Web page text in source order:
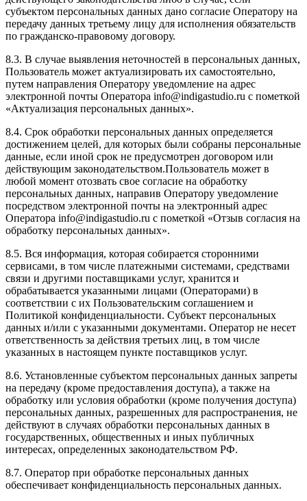
субъектом персональных данных дано согласие Оператору на
передачу данных третьему лицу для исполнения обязательств
по гражданско-правовому договору.
8.3. В случае выявления неточностей в персональных данных,
Пользователь может актуализировать их самостоятельно,
путем направления Оператору уведомление на адрес
электронной почты Оператора info@indigastudio.ru с пометкой
«Актуализация персональных данных».
8.4. Срок обработки персональных данных определяется
достижением целей, для которых были собраны персональные
данные, если иной срок не предусмотрен договором или
действующим законодательством.Пользователь может в
любой момент отозвать свое согласие на обработку
персональных данных, направив Оператору уведомление
посредством электронной почты на электронный адрес
Оператора info@indigastudio.ru с пометкой «Отзыв согласия на
обработку персональных данных».
8.5. Вся информация, которая собирается сторонними
сервисами, в том числе платежными системами, средствами
связи и другими поставщиками услуг, хранится и
обрабатывается указанными лицами (Операторами) в
соответствии с их Пользовательским соглашением и
Политикой конфиденциальности. Субъект персональных
данных и/или с указанными документами. Оператор не несет
ответственность за действия третьих лиц, в том числе
указанных в настоящем пункте поставщиков услуг.
8.6. Установленные субъектом персональных данных запреты
на передачу (кроме предоставления доступа), а также на
обработку или условия обработки (кроме получения доступа)
персональных данных, разрешенных для распространения, не
действуют в случаях обработки персональных данных в
государственных, общественных и иных публичных
интересах, определенных законодательством РФ.
8.7. Оператор при обработке персональных данных
обеспечивает конфиденциальность персональных данных.